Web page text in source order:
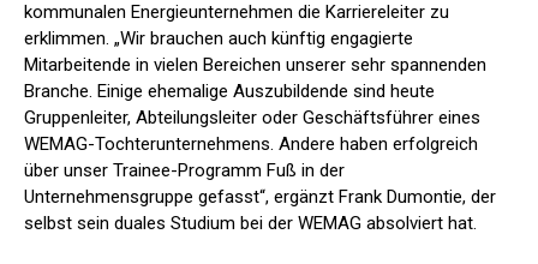
kommunalen Energieunternehmen die Karriereleiter zu
erklimmen. „Wir brauchen auch künftig engagierte
Mitarbeitende in vielen Bereichen unserer sehr spannenden
Branche. Einige ehemalige Auszubildende sind heute
Gruppenleiter, Abteilungsleiter oder Geschäftsführer eines
WEMAG-Tochterunternehmens. Andere haben erfolgreich
über unser Trainee-Programm Fuß in der
Unternehmensgruppe gefasst“, ergänzt Frank Dumontie, der
selbst sein duales Studium bei der WEMAG absolviert hat.